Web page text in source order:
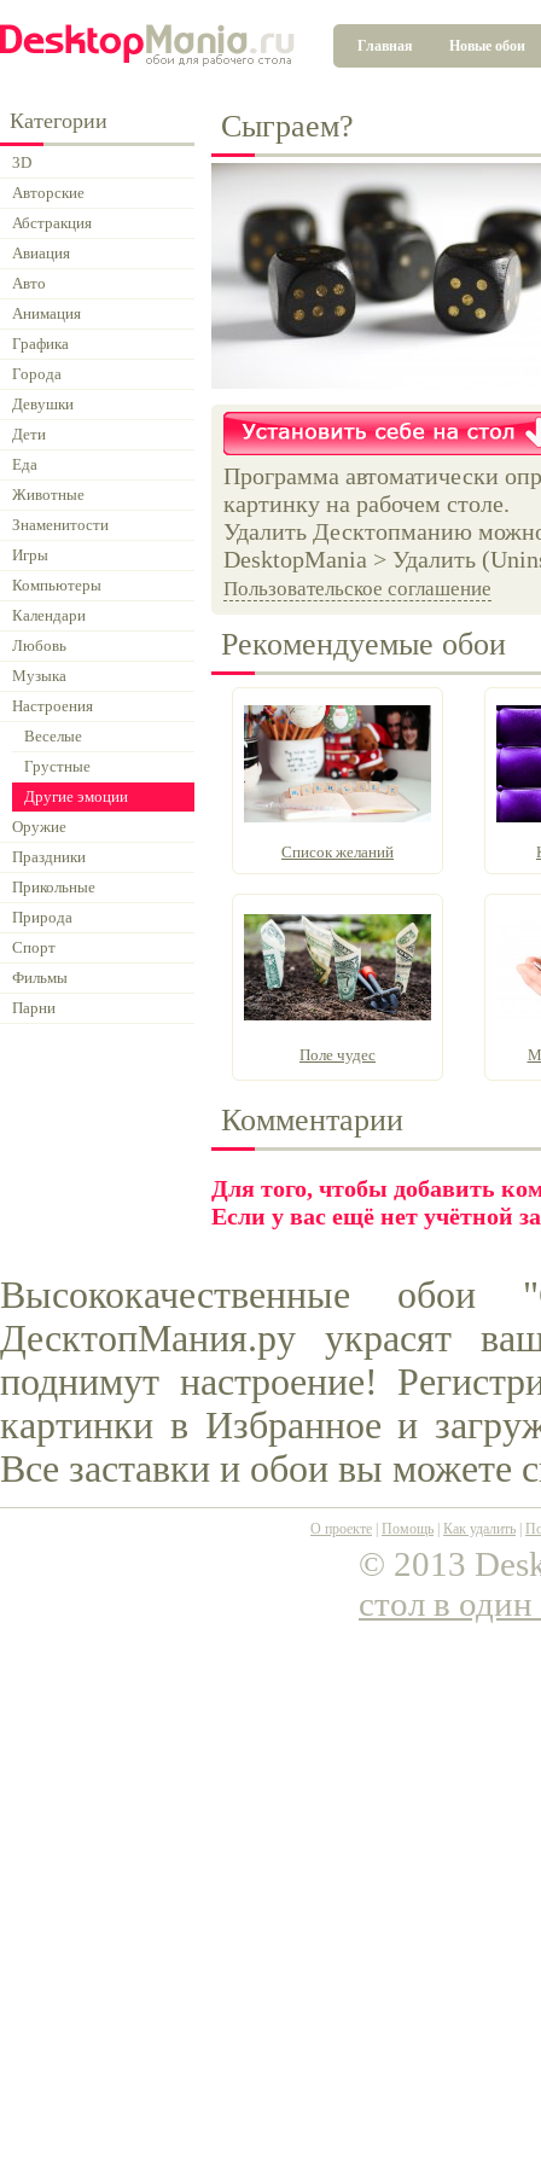
Главная Новые обои
Категории
3D
Авторские
Абстракция
Авиация
Авто
Анимация
Графика
Города
Девушки
Дети
Еда
Животные
Знаменитости
Игры
Компьютеры
Календари
Любовь
Музыка
Настроения
Веселые
Грустные
Другие эмоции
Оружие
Праздники
Прикольные
Природа
Спорт
Фильмы
Парни
Сыграем?
Программа автоматически
картинку на рабочем столе.
Удалить Десктопманию
DesktopMania > Удалить
Пользовательское соглашение
Рекомендуемые обои
Список желаний
Поле чудес
Комментарии
Для того, чтобы добавить
Если у вас ещё нет учётной
Высококачественные
ДесктопМания.ру украсят
поднимут настроение!
картинки в Избранное и
Все заставки и обои вы можете
О проекте Помощь Как удалить
© 2013
стол в